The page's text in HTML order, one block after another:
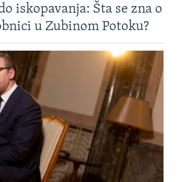
iskopavanja: Šta se zna o
u Zubinom Potoku?